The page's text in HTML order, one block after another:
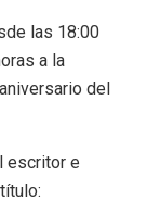
las 18:00
a la
del
escritor e